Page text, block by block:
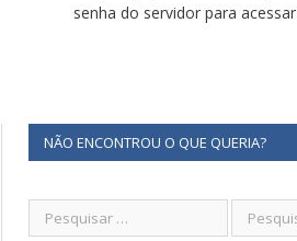
senha do servidor para
NÃO ENCONTROU O QUE QUERIA?